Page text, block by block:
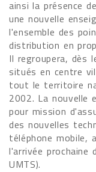
ainsi la présence
une nouvelle
l'ensemble des
distribution en
Il regroupera, dès
situés en centre
tout le territoire
2002. La nouvelle
pour mission
des nouvelles
téléphone mobile,
l'arrivée prochaine
UMTS).